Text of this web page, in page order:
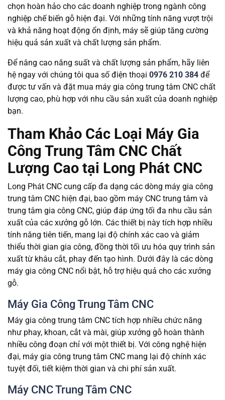
chọn hoàn hảo cho các doanh nghiệp trong ngành công
nghiệp chế biến gỗ hiện đại. Với những tính năng vượt trội
và khả năng hoạt động ổn định, máy sẽ giúp tăng cường
hiệu quả sản xuất và chất lượng sản phẩm.
Để nâng cao năng suất và chất lượng sản phẩm, hãy liên
hệ ngay với chúng tôi qua số điện thoại 0976 210 384 để
được tư vấn và đặt mua máy gia công trung tâm CNC chất
lượng cao, phù hợp với nhu cầu sản xuất của doanh nghiệp
bạn.
Tham Khảo Các Loại Máy Gia
Công Trung Tâm CNC Chất
Lượng Cao tại Long Phát CNC
Long Phát CNC cung cấp đa dạng các dòng máy gia công
trung tâm CNC hiện đại, bao gồm máy CNC trung tâm và
trung tâm gia công CNC, giúp đáp ứng tối đa nhu cầu sản
xuất của các xưởng gỗ lớn. Các thiết bị này tích hợp nhiều
tính năng tiên tiến, mang lại độ chính xác cao và giảm
thiểu thời gian gia công, đồng thời tối ưu hóa quy trình sản
xuất từ khâu cắt, phay đến tạo hình. Dưới đây là các dòng
máy gia công CNC nổi bật, hỗ trợ hiệu quả cho các xưởng
gỗ.
Máy Gia Công Trung Tâm CNC
Máy gia công trung tâm CNC tích hợp nhiều chức năng
như phay, khoan, cắt và mài, giúp xưởng gỗ hoàn thành
nhiều công đoạn chỉ với một thiết bị. Với công nghệ hiện
đại, máy gia công trung tâm CNC mang lại độ chính xác
tuyệt đối, tiết kiệm thời gian và chi phí sản xuất.
Máy CNC Trung Tâm CNC